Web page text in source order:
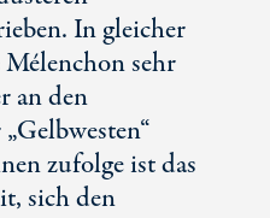
In gleicher
sehr
an den
zufolge ist das
sich den